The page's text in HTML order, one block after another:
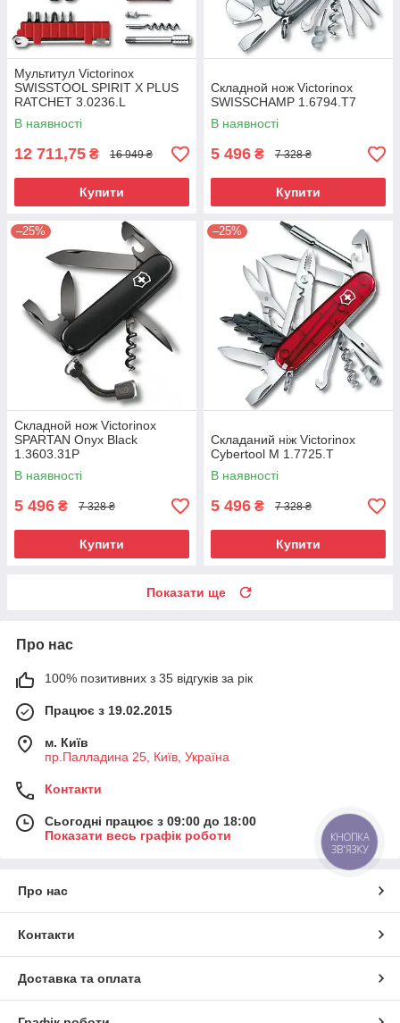
Мультитул Victorinox
SWISSTOOL SPIRIT X PLUS
RATCHET 3.0236.L
В наявності
12 711,75 ₴ 16 949 ₴
Купити
Складной нож Victorinox
SWISSCHAMP 1.6794.T7
В наявності
5 496 ₴ 7 328 ₴
Купити
–25%
Складной нож Victorinox
SPARTAN Onyx Black
1.3603.31P
В наявності
5 496 ₴ 7 328 ₴
Купити
–25%
Складаний ніж Victorinox
Cybertool M 1.7725.T
В наявності
5 496 ₴ 7 328 ₴
Купити
Показати ще
Про нас
100% позитивних з 35 відгуків за рік
Працює з 19.02.2015
м. Київ
пр.Палладина 25, Київ, Україна
Контакти
Сьогодні працює з 09:00 до 18:00
Показати весь графік роботи
Про нас
Контакти
Доставка та оплата
КНОПКА
ЗВ'ЯЗКУ